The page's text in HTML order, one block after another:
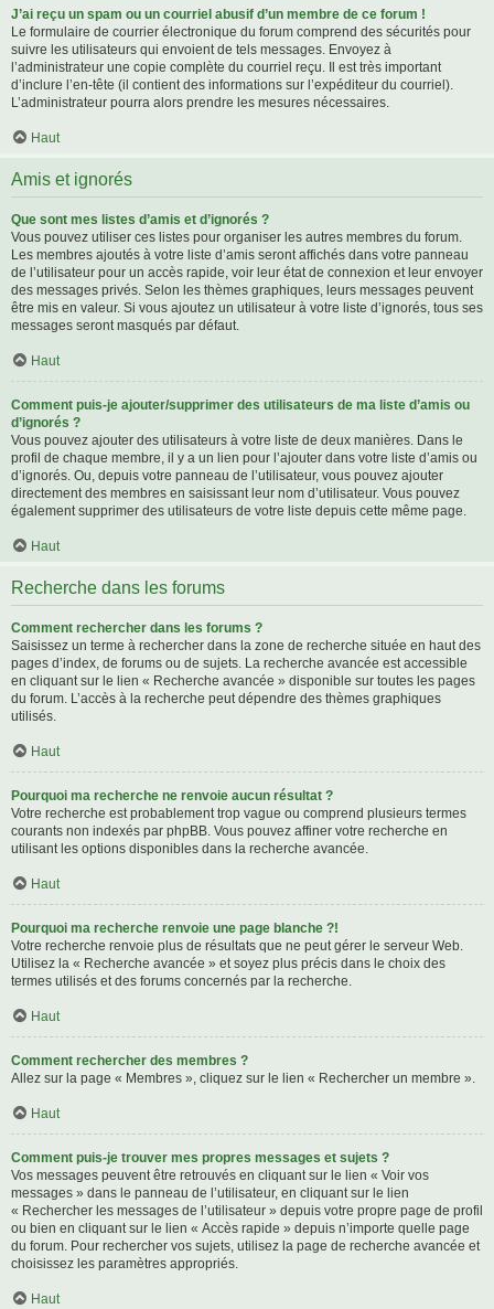
J’ai reçu un spam ou un courriel abusif d’un membre de ce forum !
Le formulaire de courrier électronique du forum comprend des sécurités pour
suivre les utilisateurs qui envoient de tels messages. Envoyez à
l’administrateur une copie complète du courriel reçu. Il est très important
d’inclure l’en-tête (il contient des informations sur l’expéditeur du courriel).
L’administrateur pourra alors prendre les mesures nécessaires.
Haut
Amis et ignorés
Que sont mes listes d’amis et d’ignorés ?
Vous pouvez utiliser ces listes pour organiser les autres membres du forum.
Les membres ajoutés à votre liste d’amis seront affichés dans votre panneau
de l’utilisateur pour un accès rapide, voir leur état de connexion et leur envoyer
des messages privés. Selon les thèmes graphiques, leurs messages peuvent
être mis en valeur. Si vous ajoutez un utilisateur à votre liste d’ignorés, tous ses
messages seront masqués par défaut.
Haut
Comment puis-je ajouter/supprimer des utilisateurs de ma liste d’amis ou
d’ignorés ?
Vous pouvez ajouter des utilisateurs à votre liste de deux manières. Dans le
profil de chaque membre, il y a un lien pour l’ajouter dans votre liste d’amis ou
d’ignorés. Ou, depuis votre panneau de l’utilisateur, vous pouvez ajouter
directement des membres en saisissant leur nom d’utilisateur. Vous pouvez
également supprimer des utilisateurs de votre liste depuis cette même page.
Haut
Recherche dans les forums
Comment rechercher dans les forums ?
Saisissez un terme à rechercher dans la zone de recherche située en haut des
pages d’index, de forums ou de sujets. La recherche avancée est accessible
en cliquant sur le lien « Recherche avancée » disponible sur toutes les pages
du forum. L’accès à la recherche peut dépendre des thèmes graphiques
utilisés.
Haut
Pourquoi ma recherche ne renvoie aucun résultat ?
Votre recherche est probablement trop vague ou comprend plusieurs termes
courants non indexés par phpBB. Vous pouvez affiner votre recherche en
utilisant les options disponibles dans la recherche avancée.
Haut
Pourquoi ma recherche renvoie une page blanche ?!
Votre recherche renvoie plus de résultats que ne peut gérer le serveur Web.
Utilisez la « Recherche avancée » et soyez plus précis dans le choix des
termes utilisés et des forums concernés par la recherche.
Haut
Comment rechercher des membres ?
Allez sur la page « Membres », cliquez sur le lien « Rechercher un membre ».
Haut
Comment puis-je trouver mes propres messages et sujets ?
Vos messages peuvent être retrouvés en cliquant sur le lien « Voir vos
messages » dans le panneau de l’utilisateur, en cliquant sur le lien
« Rechercher les messages de l’utilisateur » depuis votre propre page de profil
ou bien en cliquant sur le lien « Accès rapide » depuis n’importe quelle page
du forum. Pour rechercher vos sujets, utilisez la page de recherche avancée et
choisissez les paramètres appropriés.
Haut